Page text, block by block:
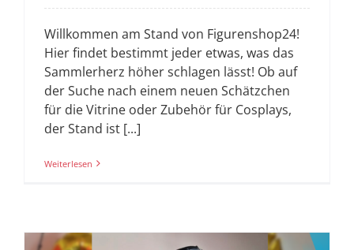
Willkommen am Stand von Figurenshop24!
Hier findet bestimmt jeder etwas, was das
Sammlerherz höher schlagen lässt! Ob auf
der Suche nach einem neuen Schätzchen
für die Vitrine oder Zubehör für Cosplays,
der Stand ist [...]
Weiterlesen